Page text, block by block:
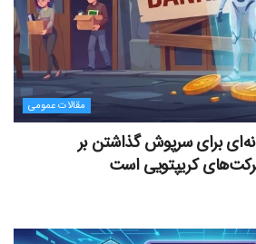
مقالات عمومی
برای سرپوش گذاشتن بر
کریپتویی است